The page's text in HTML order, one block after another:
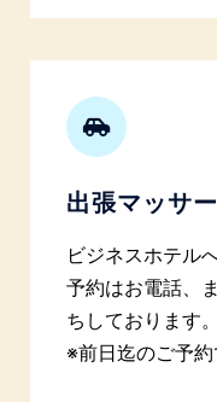
出張マッサ
ビジネスホテル
予約はお電話、
ちしております。
※前日迄のご予